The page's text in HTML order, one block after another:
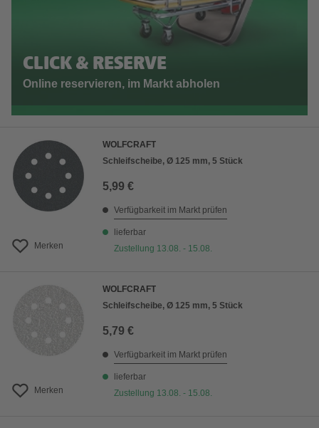
CLICK & RESERVE
Online reservieren, im Markt abholen
Merken
WOLFCRAFT
Schleifscheibe, Ø 125 mm, 5 Stück
5,99 €
Verfügbarkeit im Markt prüfen
lieferbar
Zustellung 13.08. - 15.08.
Merken
WOLFCRAFT
Schleifscheibe, Ø 125 mm, 5 Stück
5,79 €
Verfügbarkeit im Markt prüfen
lieferbar
Zustellung 13.08. - 15.08.